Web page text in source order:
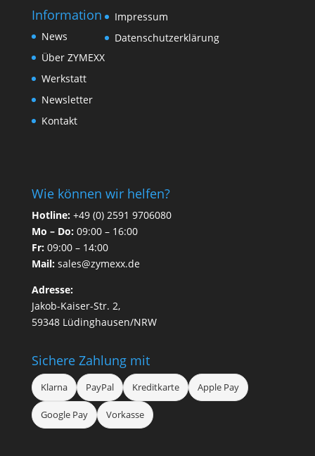
Information
News
Über ZYMEXX
Werkstatt
Newsletter
Kontakt
Impressum
Datenschutzerklärung
Wie können wir helfen?
Hotline:+49 (0) 2591 9706080
Mo – Do:09:00 – 16:00
Fr:09:00 – 14:00
Mail:sales@zymexx.de
Adresse:
Jakob-Kaiser-Str. 2,
59348 Lüdinghausen/NRW
Sichere Zahlung mit
Klarna PayPal Kreditkarte Apple Pay
Google Pay Vorkasse